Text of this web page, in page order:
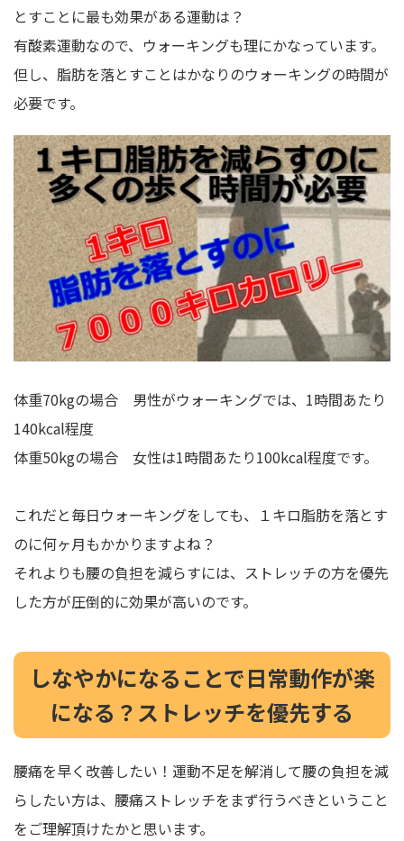
とすことに最も効果がある運動は？
有酸素運動なので、ウォーキングも理にかなっています。
但し、脂肪を落とすことはかなりのウォーキングの時間が
必要です。
体重70kgの場合 男性がウォーキングでは、1時間あたり
140kcal程度
体重50kgの場合 女性は1時間あたり100kcal程度です。
これだと毎日ウォーキングをしても、１キロ脂肪を落とす
のに何ヶ月もかかりますよね？
それよりも腰の負担を減らすには、ストレッチの方を優先
した方が圧倒的に効果が高いのです。
しなやかになることで日常動作が楽
になる？ストレッチを優先する
腰痛を早く改善したい！運動不足を解消して腰の負担を減
らしたい方は、腰痛ストレッチをまず行うべきということ
をご理解頂けたかと思います。